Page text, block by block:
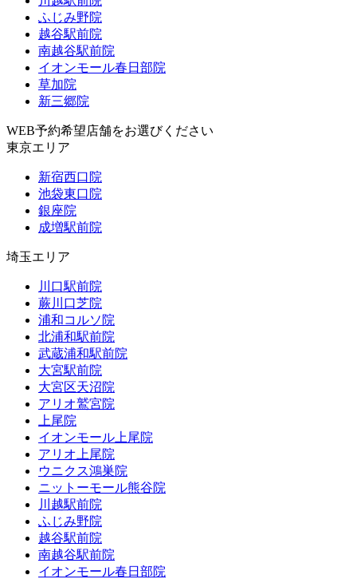
ふじみ野院
越谷駅前院
南越谷駅前院
イオンモール春日部院
草加院
新三郷院
WEB予約希望店舗をお選びください
東京エリア
新宿西口院
池袋東口院
銀座院
成増駅前院
埼玉エリア
川口駅前院
蕨川口芝院
浦和コルソ院
北浦和駅前院
武蔵浦和駅前院
大宮駅前院
大宮区天沼院
アリオ鷲宮院
上尾院
イオンモール上尾院
アリオ上尾院
ウニクス鴻巣院
ニットーモール熊谷院
川越駅前院
ふじみ野院
越谷駅前院
南越谷駅前院
イオンモール春日部院